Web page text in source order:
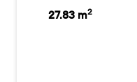
27.83 m2